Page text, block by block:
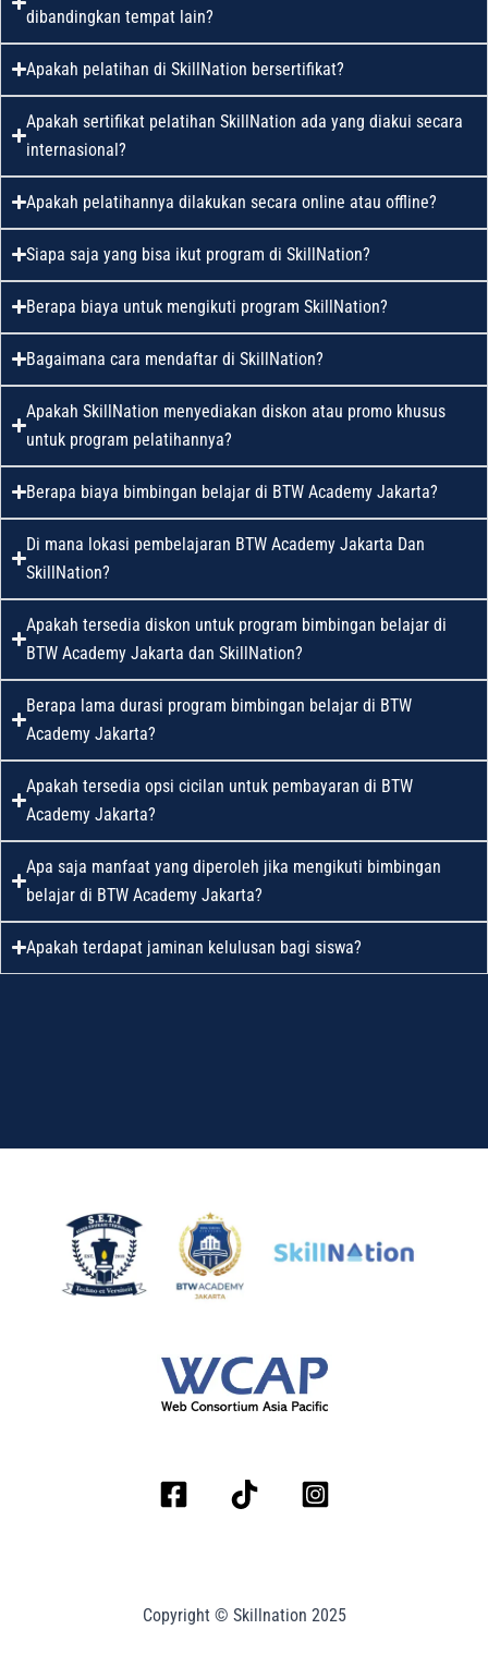
dibandingkan tempat lain?
Apakah pelatihan di SkillNation bersertifikat?
Apakah sertifikat pelatihan SkillNation ada yang diakui secara
internasional?
Apakah pelatihannya dilakukan secara online atau offline?
Siapa saja yang bisa ikut program di SkillNation?
Berapa biaya untuk mengikuti program SkillNation?
Bagaimana cara mendaftar di SkillNation?
Apakah SkillNation menyediakan diskon atau promo khusus
untuk program pelatihannya?
Berapa biaya bimbingan belajar di BTW Academy Jakarta?
Di mana lokasi pembelajaran BTW Academy Jakarta Dan
SkillNation?
Apakah tersedia diskon untuk program bimbingan belajar di
BTW Academy Jakarta dan SkillNation?
Berapa lama durasi program bimbingan belajar di BTW
Academy Jakarta?
Apakah tersedia opsi cicilan untuk pembayaran di BTW
Academy Jakarta?
Apa saja manfaat yang diperoleh jika mengikuti bimbingan
belajar di BTW Academy Jakarta?
Apakah terdapat jaminan kelulusan bagi siswa?
Copyright © Skillnation 2025